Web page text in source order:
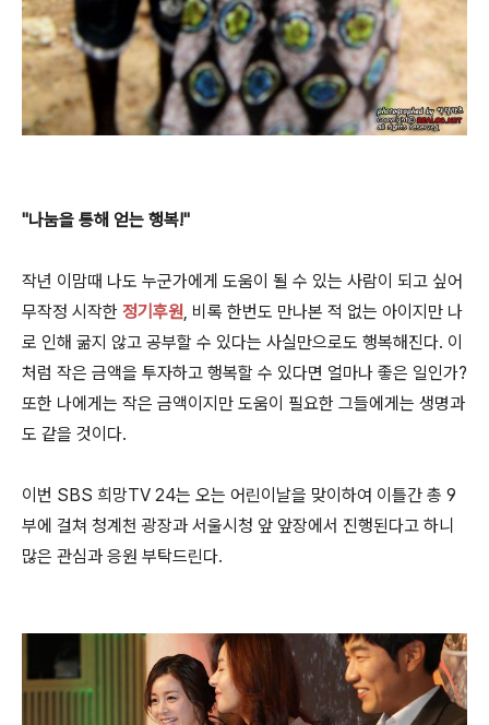
"나눔을 통해 얻는 행복!"
작년 이맘때 나도 누군가에게 도움이 될 수 있는 사람이 되고 싶어
무작정 시작한 정기후원 , 비록 한번도 만나본 적 없는 아이지만 나
로 인해 굶지 않고 공부할 수 있다는 사실만으로도 행복해진다. 이
처럼 작은 금액을 투자하고 행복할 수 있다면 얼마나 좋은 일인가?
또한 나에게는 작은 금액이지만 도움이 필요한 그들에게는 생명과
도 같을 것이다.
이번 SBS 희망TV 24는 오는 어린이날을 맞이하여 이틀간 총 9
부에 걸쳐 청계천 광장과 서울시청 앞 앞장에서 진행된다고 하니
많은 관심과 응원 부탁드린다.